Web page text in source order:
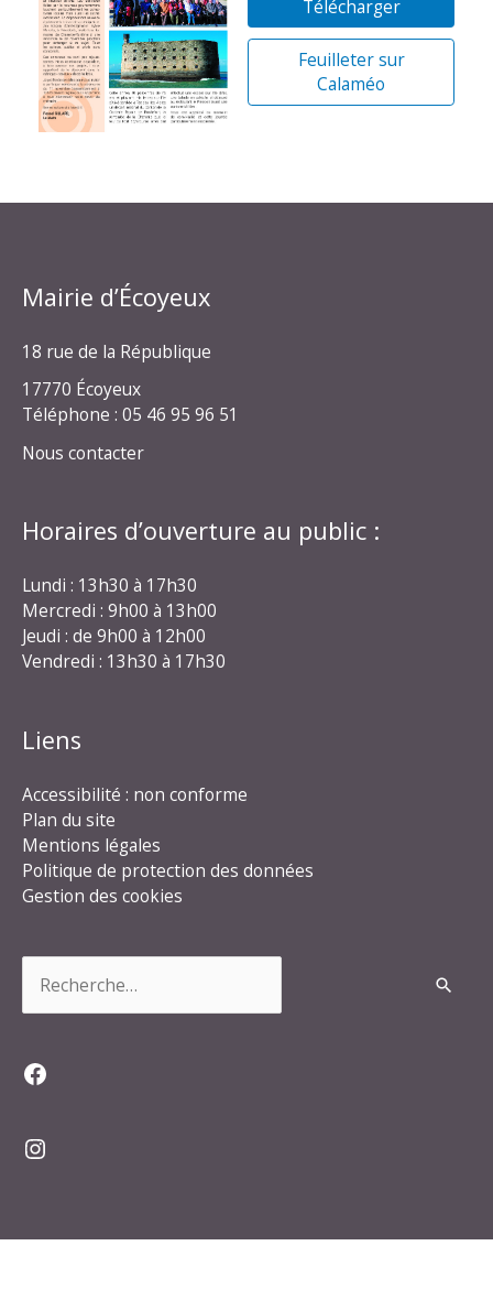
Télécharger
Feuilleter sur
Calaméo
Mairie d’Écoyeux
18 rue de la République
17770 Écoyeux
Téléphone : 05 46 95 96 51
Nous contacter
Horaires d’ouverture au public :
Lundi : 13h30 à 17h30
Mercredi : 9h00 à 13h00
Jeudi : de 9h00 à 12h00
Vendredi : 13h30 à 17h30
Liens
Accessibilité : non conforme
Plan du site
Mentions légales
Politique de protection des données
Gestion des cookies
Facebook
Instagram